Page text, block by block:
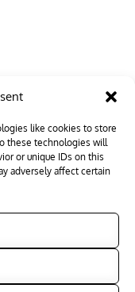
like cookies to store
these technologies will
or unique IDs on this
adversely affect certain
Rights Reserved|